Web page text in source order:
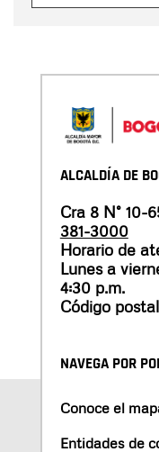
ALCALDÍA DE
Cra 8 N° 10-
381-3000
Horario de
Lunes a
4:30 p.m.
Código postal:
NAVEGA POR
Conoce el
Entidades de